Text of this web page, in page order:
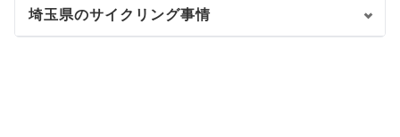
埼玉県のサイクリング事情